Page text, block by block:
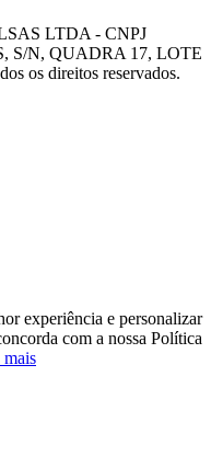
LTDA - CNPJ
S/N, QUADRA 17, LOTE
os direitos reservados.
experiência e personalizar
com a nossa Política
mais